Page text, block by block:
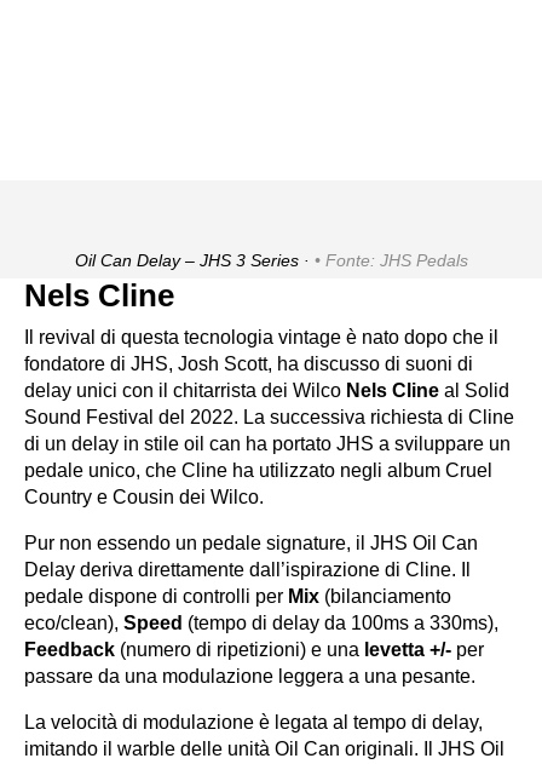
Oil Can Delay – JHS 3 Series · Fonte: JHS Pedals
Nels Cline
Il revival di questa tecnologia vintage è nato dopo che il
fondatore di JHS, Josh Scott, ha discusso di suoni di
delay unici con il chitarrista dei Wilco Nels Cline al Solid
Sound Festival del 2022. La successiva richiesta di Cline
di un delay in stile oil can ha portato JHS a sviluppare un
pedale unico, che Cline ha utilizzato negli album Cruel
Country e Cousin dei Wilco.
Pur non essendo un pedale signature, il JHS Oil Can
Delay deriva direttamente dall’ispirazione di Cline. Il
pedale dispone di controlli per Mix (bilanciamento
eco/clean), Speed (tempo di delay da 100ms a 330ms),
Feedback (numero di ripetizioni) e una levetta +/- per
passare da una modulazione leggera a una pesante.
La velocità di modulazione è legata al tempo di delay,
imitando il warble delle unità Oil Can originali. Il JHS Oil